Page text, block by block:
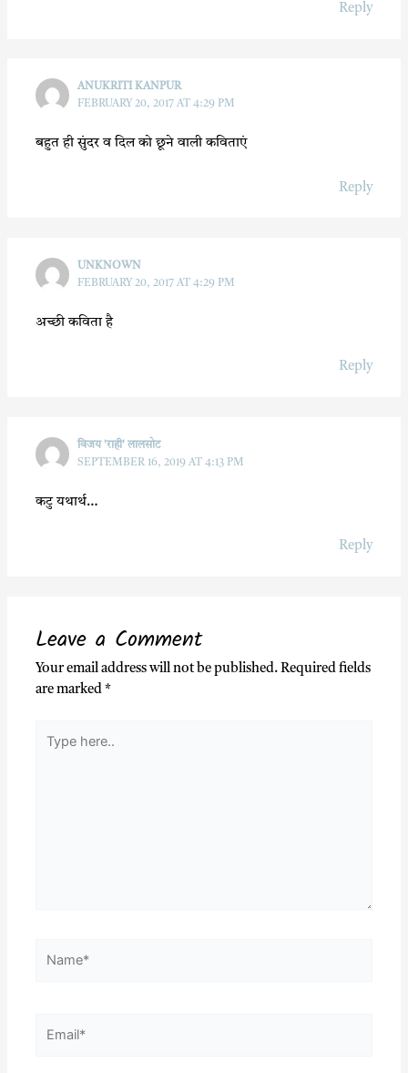
Reply
ANUKRITI KANPUR
FEBRUARY 20, 2017 AT 4:29 PM
बहुत ही सुंदर व दिल को छूने वाली कविताएं
Reply
UNKNOWN
FEBRUARY 20, 2017 AT 4:29 PM
अच्छी कविता है
Reply
विजय 'राही' लालसोट
SEPTEMBER 16, 2019 AT 4:13 PM
कटु यथार्थ…
Reply
Leave a Comment
Your email address will not be published. Required fields
are marked*